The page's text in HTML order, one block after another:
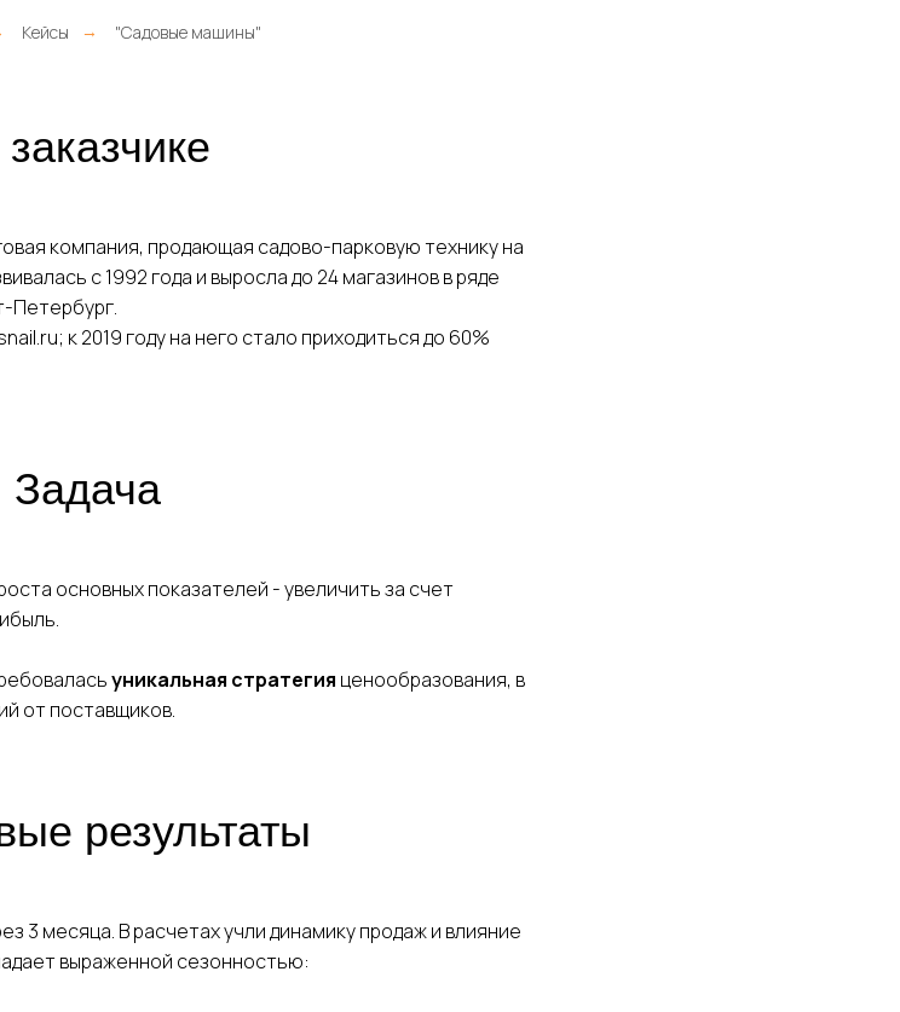
Кейсы → "Садовые машины"
компания, продающая садово-парковую технику на
с 1992 года и выросла до 24 магазинов в ряде
Петербург.
к 2019 году на него стало приходиться до 60%
Задача
основных показателей - увеличить за счет
уникальная стратегия ценообразования, в
от поставщиков.
результаты
3 месяца. В расчетах учли динамику продаж и влияние
выраженной сезонностью: